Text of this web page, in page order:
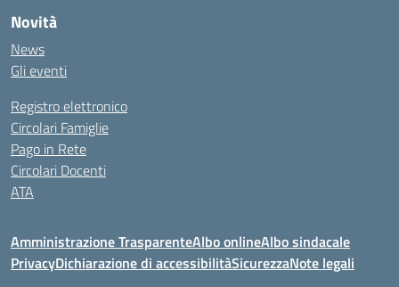
Novità
News
Gli eventi
Registro elettronico
Circolari Famiglie
Pago in Rete
Circolari Docenti
ATA
Amministrazione TrasparenteAlbo onlineAlbo sindacale
PrivacyDichiarazione di accessibilitàSicurezzaNote legali